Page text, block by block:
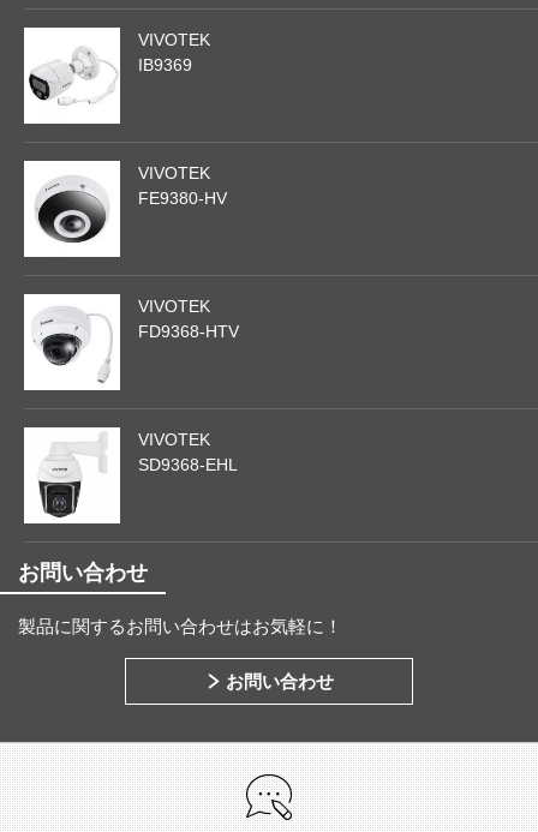
VIVOTEK
IB9369
VIVOTEK
FE9380-HV
VIVOTEK
FD9368-HTV
VIVOTEK
SD9368-EHL
お問い合わせ
製品に関するお問い合わせはお気軽に！
お問い合わせ